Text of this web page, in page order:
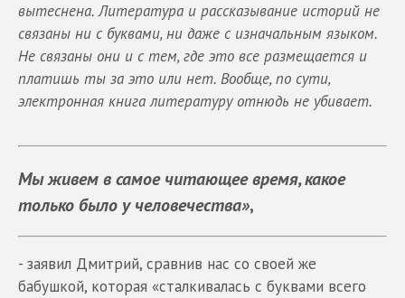
вытеснена. Литература и рассказывание историй не
связаны ни с буквами, ни даже с изначальным языком.
Не связаны они и с тем, где это все размещается и
платишь ты за это или нет. Вообще, по сути,
электронная книга литературу отнюдь не убивает.
Мы живем в самое читающее время, какое
только было у человечества»,
- заявил Дмитрий, сравнив нас со своей же
бабушкой, которая «сталкивалась с буквами всего